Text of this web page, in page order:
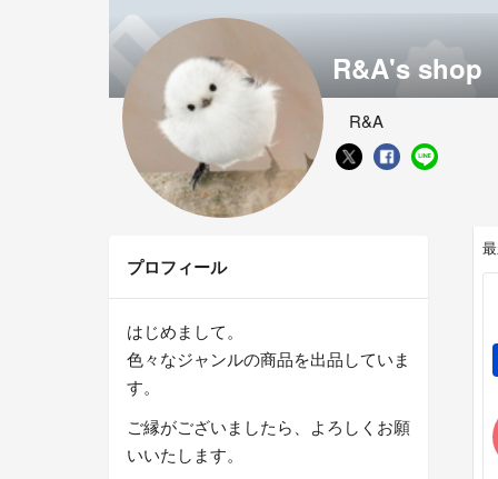
R&A's shop
R&A
プロフィール
はじめまして。
色々なジャンルの商品を出品していま
す。
ご縁がございましたら、よろしくお願
いいたします。